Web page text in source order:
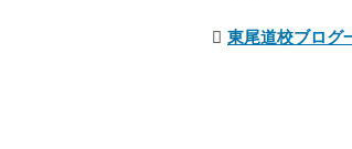
東尾道校ブログ